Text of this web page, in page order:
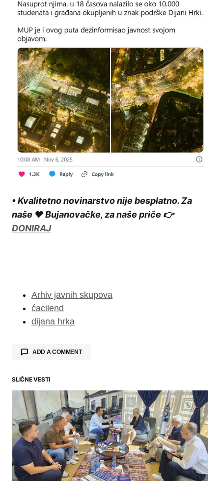
• Kvalitetno novinarstvo nije besplatno. Za
naše ❤️ Bujanovačke, za naše priče 👉
DONIRAJ
Arhiv javnih skupova
ćacilend
dijana hrka
ADD A COMMENT
Your email address will not be published.
Required fields are marked *
Comment*
SLIČNE VESTI